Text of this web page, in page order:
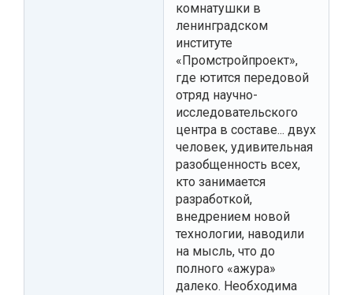
комнатушки в
ленинградском
институте
«Промстройпроект»,
где ютится передовой
отряд научно-
исследовательского
центра в составе... двух
человек, удивительная
разобщенность всех,
кто занимается
разработкой,
внедрением новой
технологии, наводили
на мысль, что до
полного «ажура»
далеко. Необходима